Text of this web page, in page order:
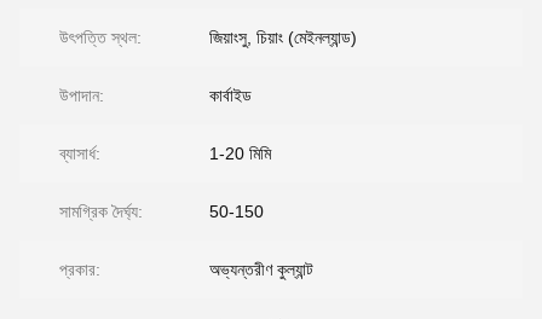
উৎপত্তি স্থল: জিয়াংসু, চিয়াং (মেইনল্যান্ড)
উপাদান: কার্বাইড
ব্যাসার্ধ: 1-20 মিমি
সামগ্রিক দৈর্ঘ্য: 50-150
প্রকার: অভ্যন্তরীণ কুল্যান্ট